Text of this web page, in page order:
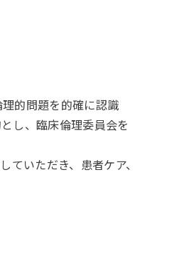
的問題を的確に認識
し、臨床倫理委員会を
いただき、患者ケア、